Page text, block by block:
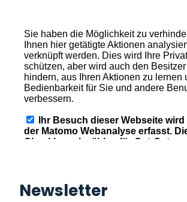
Newsletter